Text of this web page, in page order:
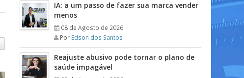
IA: a um passo de fazer sua marca vender
menos
08 de Agosto de 2026
Por Edson dos Santos
Reajuste abusivo pode tornar o plano de
saúde impagável